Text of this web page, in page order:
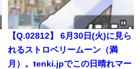
【Q.02812】 6月30日(火)に見ら
れるストロベリームーン（満
月）。tenki.jpでこの日晴れマー